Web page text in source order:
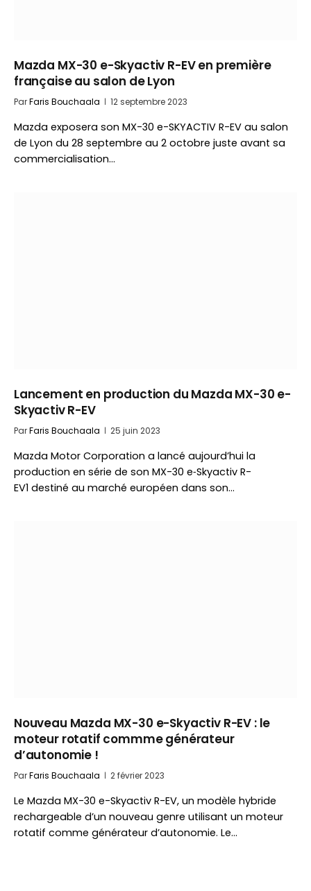
Mazda MX-30 e-Skyactiv R-EV en première
française au salon de Lyon
ParFaris Bouchaala 12 septembre 2023
Mazda exposera son MX-30 e-SKYACTIV R-EV au salon
de Lyon du 28 septembre au 2 octobre juste avant sa
commercialisation…
Lancement en production du Mazda MX-30 e-
Skyactiv R-EV
ParFaris Bouchaala 25 juin 2023
Mazda Motor Corporation a lancé aujourd’hui la
production en série de son MX-30 e‑Skyactiv R-
EV1 destiné au marché européen dans son…
Nouveau Mazda MX-30 e-Skyactiv R-EV : le
moteur rotatif commme générateur
d’autonomie !
ParFaris Bouchaala 2 février 2023
Le Mazda MX-30 e-Skyactiv R-EV, un modèle hybride
rechargeable d’un nouveau genre utilisant un moteur
rotatif comme générateur d’autonomie. Le…